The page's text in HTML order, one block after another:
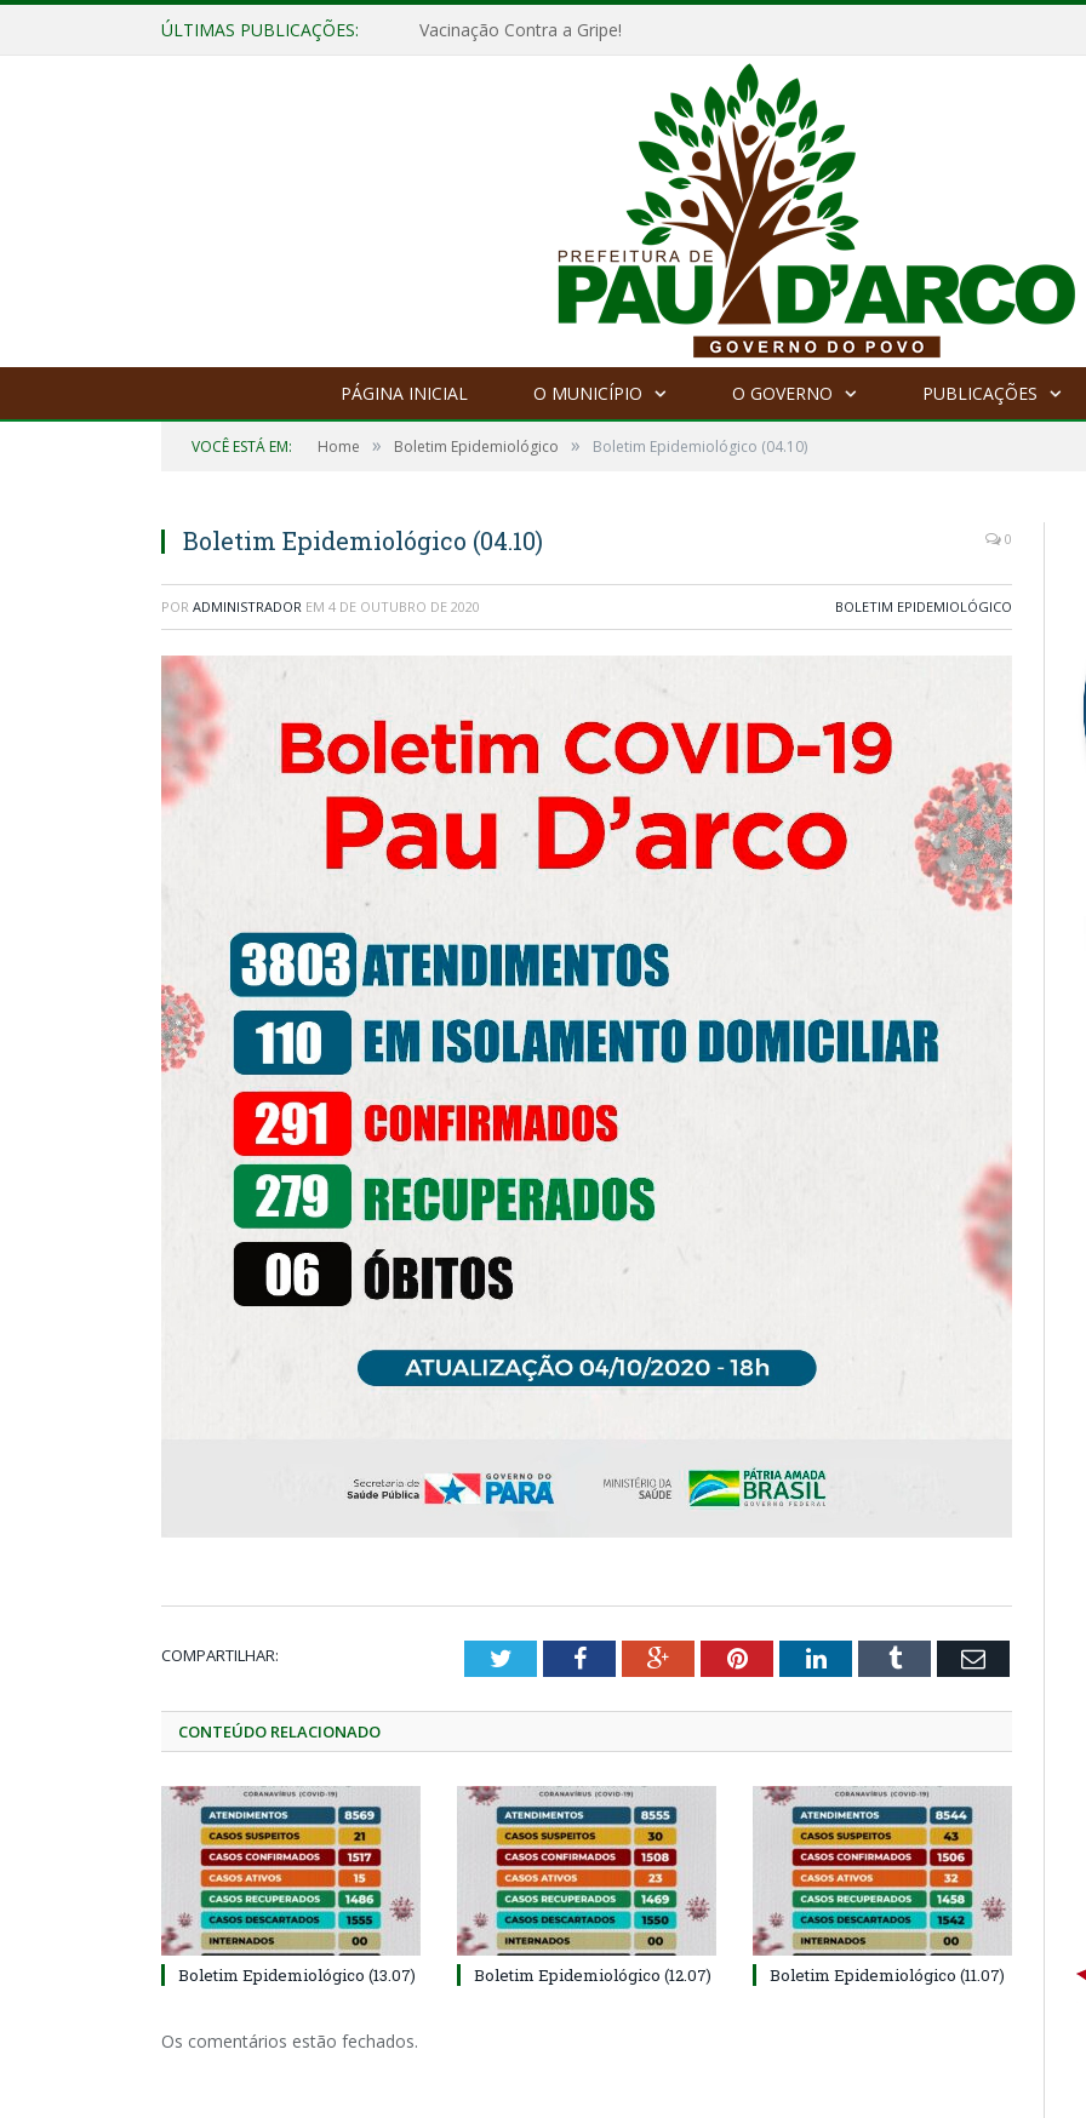
ÚLTIMAS PUBLICAÇÕES: Vacinação Contra a Gripe!
PÁGINA INICIAL O MUNICÍPIO O GOVERNO PUBLICAÇÕES
VOCÊ ESTÁ EM: Home » Boletim Epidemiológico » Boletim Epidemiológico (04.10)
Boletim Epidemiológico (04.10) 0
POR ADMINISTRADOR EM 4 DE OUTUBRO DE 2020 BOLETIM EPIDEMIOLÓGICO
COMPARTILHAR: TwitterFacebookGoogle+PinterestLinkedInTumblr Email
CONTEÚDO RELACIONADO
Boletim Epidemiológico (13.07) Boletim Epidemiológico (12.07) Boletim Epidemiológico (11.07)
Os comentários estão fechados.